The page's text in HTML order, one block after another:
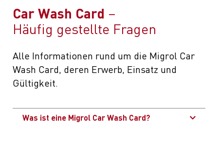
Car Wash Card
Häufig gestellte Fragen
Alle Informationen rund um die Migrol Car
Wash Card, deren Erwerb, Einsatz und
Gültigkeit.
Was ist eine Migrol Car Wash Card?